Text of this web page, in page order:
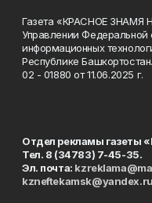
Газета «КРАСНОЕ ЗНАМЯ
Управлении
информационных
Республике
02 - 01880 от 11.06.2025 г.
Отдел рекламы газеты
Тел. 8 (34783) 7-45-35.
Эл. почта:
kzneftekamsk@yandex.ru